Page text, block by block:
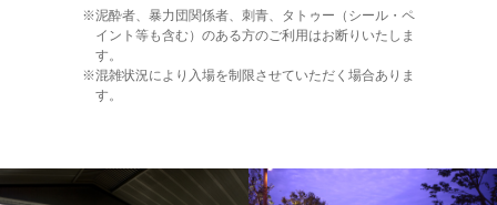
泥酔者、暴力団関係者、刺青、タトゥー（シール・ペ
イント等も含む）のある方のご利用はお断りいたしま
す。
混雑状況により入場を制限させていただく場合ありま
す。